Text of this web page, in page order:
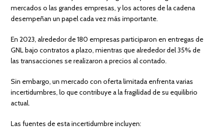
mercados o las grandes empresas, y los actores de la cadena
desempeñan un papel cada vez más importante.
En 2023, alrededor de 180 empresas participaron en entregas de
GNL bajo contratos a plazo, mientras que alrededor del 35% de
las transacciones se realizaron a precios al contado.
Sin embargo, un mercado con oferta limitada enfrenta varias
incertidumbres, lo que contribuye a la fragilidad de su equilibrio
actual.
Las fuentes de esta incertidumbre incluyen: